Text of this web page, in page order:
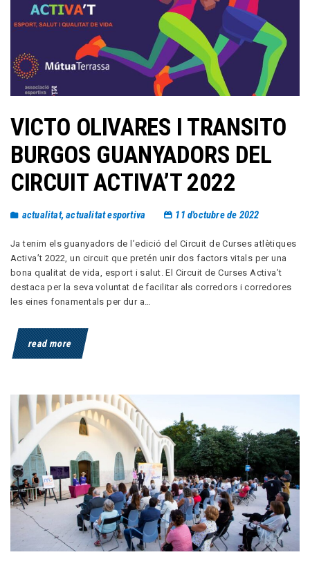
VICTO OLIVARES I TRANSITO
BURGOS GUANYADORS DEL
CIRCUIT ACTIVA’T 2022
actualitat,actualitat esportiva 11 d'octubre de 2022
Ja tenim els guanyadors de l’edició del Circuit de Curses atlètiques
Activa’t 2022, un circuit que pretén unir dos factors vitals per una
bona qualitat de vida, esport i salut. El Circuit de Curses Activa’t
destaca per la seva voluntat de facilitar als corredors i corredores
les eines fonamentals per dur a…
read more